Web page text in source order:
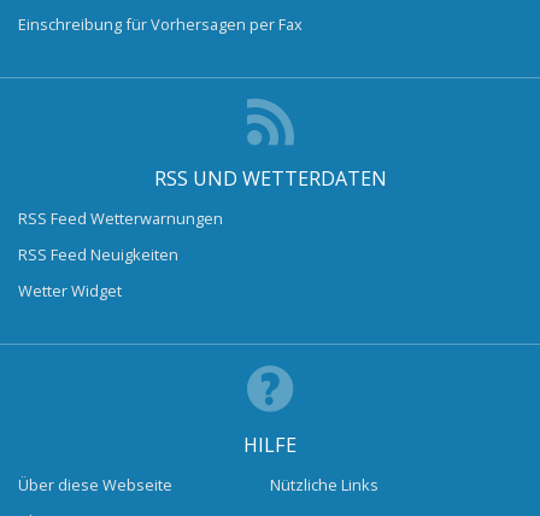
Einschreibung für Vorhersagen per Fax
RSS UND WETTERDATEN
RSS Feed Wetterwarnungen
RSS Feed Neuigkeiten
Wetter Widget
HILFE
Über diese Webseite
Nützliche Links